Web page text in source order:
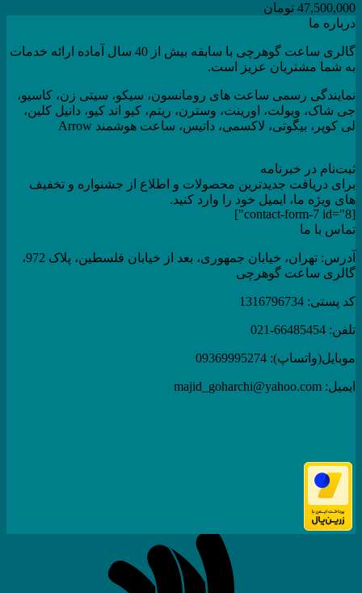
47,500,000 تومان
درباره ما
گالری ساعت گوهرچی با سابقه بیش از 40 سال آماده ارائه خدمات
به شما مشتریان عزیز است.
نمایندگی رسمی ساعت های رومانسون، سیکو، سیتی زن، کاسیو،
جی شاک، ویولت، اورینت، وسترن، ریتم، کیو اند کیو، دانیل کلین،
لی کوپر، بیگوتی، لاکسمی، داتیس، ساعت هوشمند Arrow
ثبت‌نام در خبرنامه
برای دریافت جدیدترین محصولات و اطلاع از جشنواره و تخفیف
های ویژه ما، ایمیل خود را وارد کنید.
[contact-form-7 id="8"]
تماس با ما
آدرس: تهران، خیابان جمهوری، بعد از خیابان فلسطین، پلاک 972،
گالری ساعت گوهرچی
کد پستی: 1316796734
تلفن: 66485454-021
موبایل(واتساپ): 09369995274
ایمیل: majid_goharchi@yahoo.com